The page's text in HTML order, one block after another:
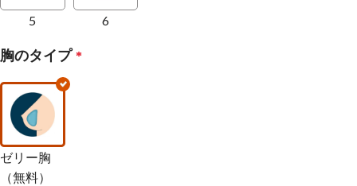
5 6
胸のタイプ *
ゼリー胸
（無料）